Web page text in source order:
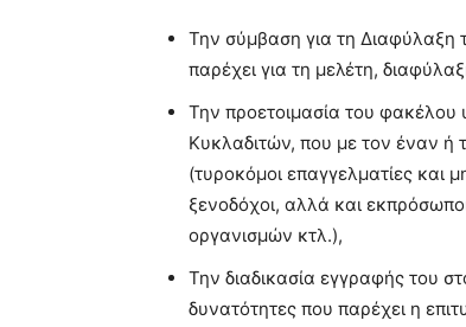
Την σύμβαση για τη Διαφύλαξη
παρέχει για τη μελέτη,
Την προετοιμασία του
Κυκλαδιτών, που με τον έναν ή
(τυροκόμοι επαγγελματίες και
ξενοδόχοι, αλλά και
οργανισμών κτλ.),
Την διαδικασία εγγραφής του
δυνατότητες που παρέχει η